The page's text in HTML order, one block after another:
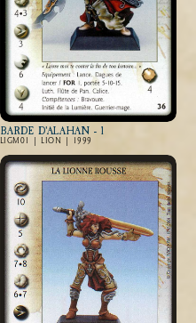
BARDE D'ALAHAN - 1
LIGM01 | LION | 1999